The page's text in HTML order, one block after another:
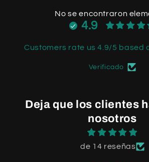
No se encontraron
4.9
Customers rate us 4.9/5 based
Verificado
Deja que los clientes
nosotros
de 14 reseñas